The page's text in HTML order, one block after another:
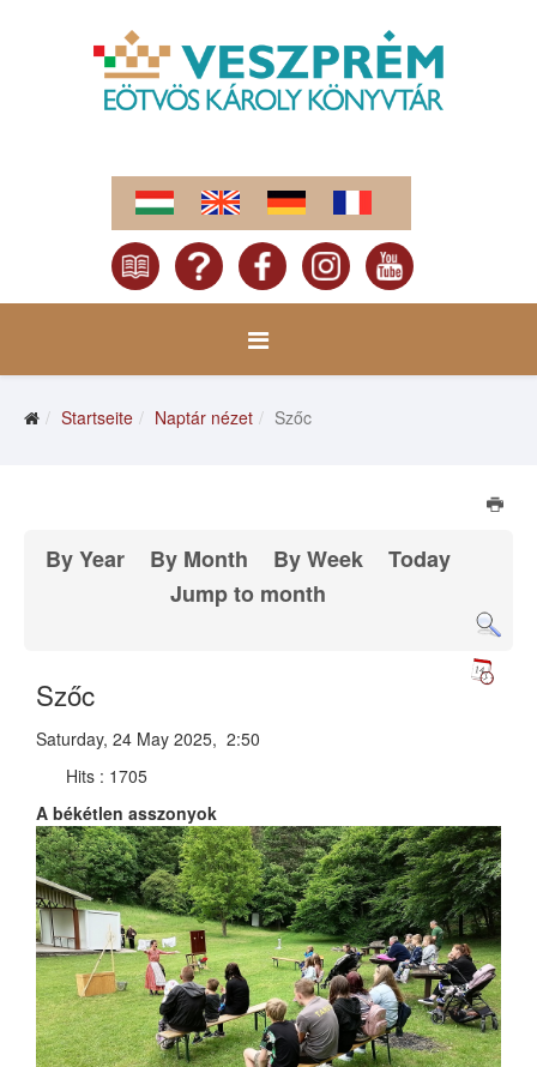
Startseite Naptár nézet Szőc
By Year By Month By Week
Today
Jump to month
Szőc
Saturday, 24 May 2025, 2:50
Hits : 1705
A békétlen asszonyok